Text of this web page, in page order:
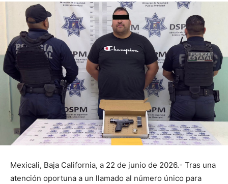
Mexicali, Baja California, a 22 de junio de 2026.- Tras una
atención oportuna a un llamado al número único para